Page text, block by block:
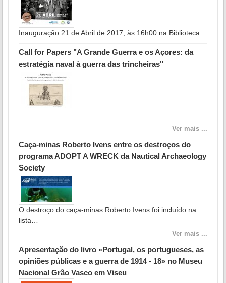
Inauguração 21 de Abril de 2017, às 16h00 na Biblioteca…
Call for Papers "A Grande Guerra e os Açores: da
estratégia naval à guerra das trincheiras"
Ver mais ...
Caça-minas Roberto Ivens entre os destroços do
programa ADOPT A WRECK da Nautical Archaeology
Society
O destroço do caça-minas Roberto Ivens foi incluído na
lista…
Ver mais ...
Apresentação do livro «Portugal, os portugueses, as
opiniões públicas e a guerra de 1914 - 18» no Museu
Nacional Grão Vasco em Viseu